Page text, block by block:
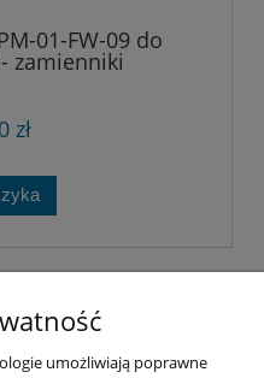
01-FW-09 do
zamienniki
zł
umożliwiają poprawne